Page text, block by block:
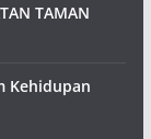
TAMAN
Kehidupan